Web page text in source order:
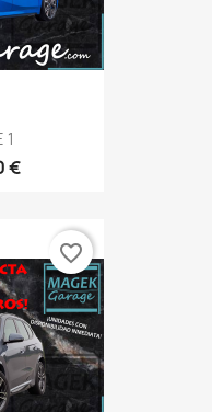
1
€
favorite_border